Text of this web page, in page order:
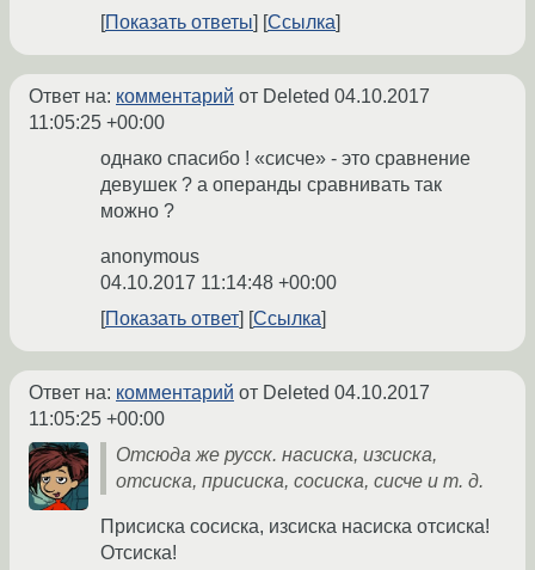
Показать ответы
Ссылка
Ответ на: комментарий от Deleted 04.10.2017
11:05:25 +00:00
однако спасибо ! «сисче» - это сравнение
девушек ? а операнды сравнивать так
можно ?
anonymous
04.10.2017 11:14:48 +00:00
Показать ответ
Ссылка
Ответ на: комментарий от Deleted 04.10.2017
11:05:25 +00:00
Отсюда же русск. насиска, изсиска,
отсиска, присиска, сосиска, сисче и т. д.
Присиска сосиска, изсиска насиска отсиска!
Отсиска!